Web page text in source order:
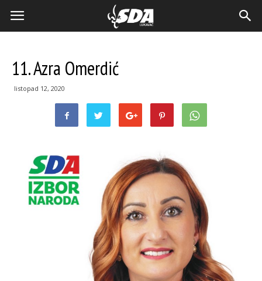
11. Azra Omerdić
listopad 12, 2020